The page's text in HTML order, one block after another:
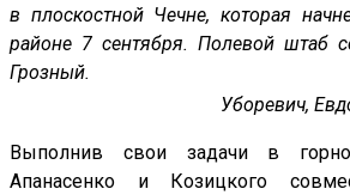
в плоскостной Чечне, которая
районе 7 сентября. Полевой штаб
Грозный.
Уборевич,
Выполнив свои задачи в
Апанасенко и Козицкого